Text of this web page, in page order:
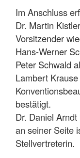
Im Anschluss
Dr. Martin
Vorsitzender
Hans-Werner
Peter Schwald
Lambert
bestätigt.
Dr. Daniel
an seiner Seite
Stellvertreterin.